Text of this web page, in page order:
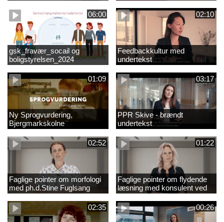
1889337_1_1.MP4
06:00
gsk_fravær_socail og
boligstyrelsen_2024
02:10
Feedbackkultur med
undertekst
01:09
Ny Sprogvurdering,
Bjergmarkskolne
03:17
PPR Skive - brændt
undertekst
02:52
Faglige pointer om morfologi
med ph.d.Stine Fuglsang
Engmose
01:22
Faglige pointer om flydende
læsning med konsulent ved
CFU Louise Duus
02:35
00:26